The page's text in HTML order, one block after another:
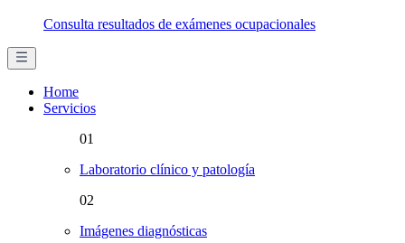
Consulta resultados de exámenes ocupacionales
Home
Servicios
01
Laboratorio clínico y patología
02
Imágenes diagnósticas